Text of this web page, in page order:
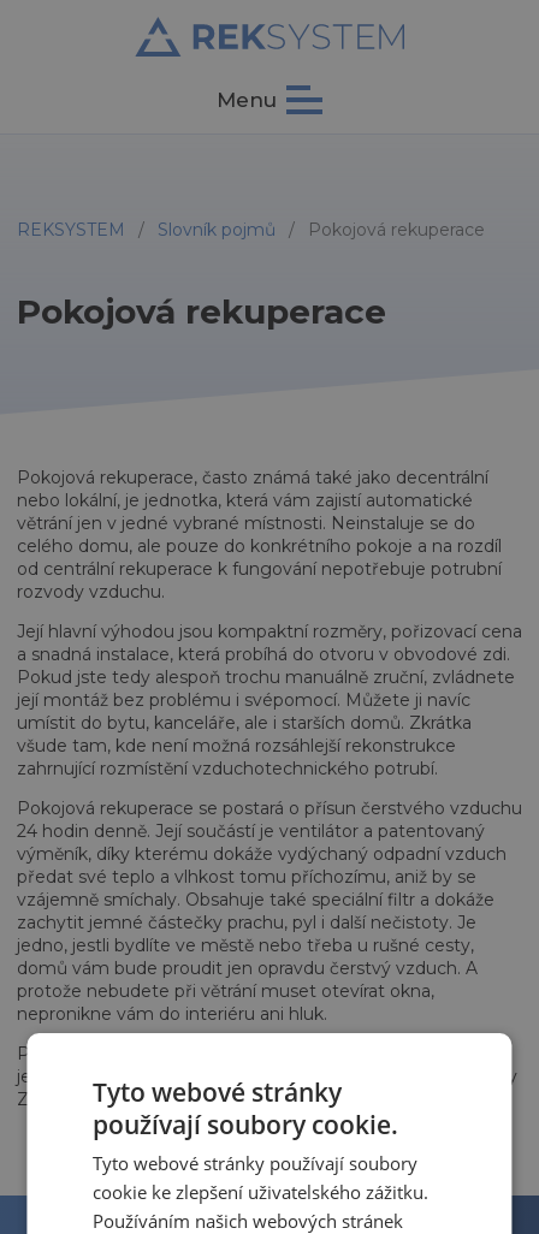
Menu
REKSYSTEM / Slovník pojmů / Pokojová rekuperace
Pokojová rekuperace
Pokojová rekuperace, často známá také jako decentrální
nebo lokální, je jednotka, která vám zajistí automatické
větrání jen v jedné vybrané místnosti. Neinstaluje se do
celého domu, ale pouze do konkrétního pokoje a na rozdíl
od centrální rekuperace k fungování nepotřebuje potrubní
rozvody vzduchu.
Její hlavní výhodou jsou kompaktní rozměry, pořizovací cena
a snadná instalace, která probíhá do otvoru v obvodové zdi.
Pokud jste tedy alespoň trochu manuálně zruční, zvládnete
její montáž bez problému i svépomocí. Můžete ji navíc
umístit do bytu, kanceláře, ale i starších domů. Zkrátka
všude tam, kde není možná rozsáhlejší rekonstrukce
zahrnující rozmístění vzduchotechnického potrubí.
Pokojová rekuperace se postará o přísun čerstvého vzduchu
24 hodin denně. Její součástí je ventilátor a patentovaný
výměník, díky kterému dokáže vydýchaný odpadní vzduch
předat své teplo a vlhkost tomu příchozímu, aniž by se
vzájemně smíchaly. Obsahuje také speciální filtr a dokáže
zachytit jemné částečky prachu, pyl i další nečistoty. Je
jedno, jestli bydlíte ve městě nebo třeba u rušné cesty,
domů vám bude proudit jen opravdu čerstvý vzduch. A
protože nebudete při větrání muset otevírat okna,
nepronikne vám do interiéru ani hluk.
Prozkoumejte naši
jednotek od největšího výrobce rekuperací v Evropě, značky
Zehnder. Tyto webové stránky
používají soubory cookie.
Tyto webové stránky používají soubory
cookie ke zlepšení uživatelského zážitku.
Používáním našich webových stránek